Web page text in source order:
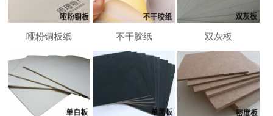
哑粉铜板纸 不干胶纸 双灰板